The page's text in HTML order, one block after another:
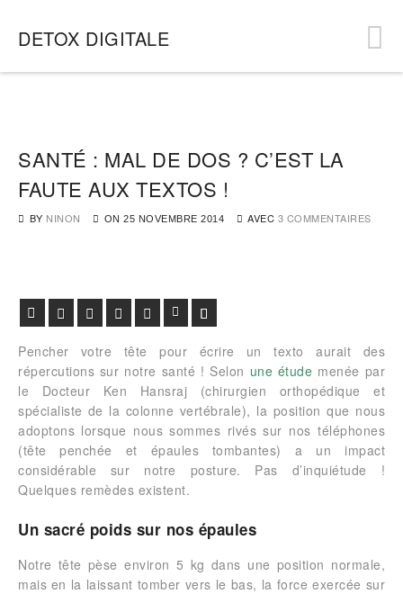
DETOX DIGITALE
SANTÉ : MAL DE DOS ? C’EST LA
FAUTE AUX TEXTOS !
BY NINON ON 25 NOVEMBRE 2014 AVEC 3 COMMENTAIRES
FacebookTwitter Google+PinterestViadeo LinkedIn
Pencher votre tête pour écrire un texto aurait des
répercutions sur notre santé ! Selon une étude menée par
le Docteur Ken Hansraj (chirurgien orthopédique et
spécialiste de la colonne vertébrale), la position que nous
adoptons lorsque nous sommes rivés sur nos téléphones
(tête penchée et épaules tombantes) a un impact
considérable sur notre posture. Pas d’inquiétude !
Quelques remèdes existent.
Un sacré poids sur nos épaules
Notre tête pèse environ 5 kg dans une position normale,
mais en la laissant tomber vers le bas, la force exercée sur